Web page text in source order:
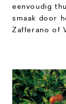
eenvoudig
smaak door
Zafferano of